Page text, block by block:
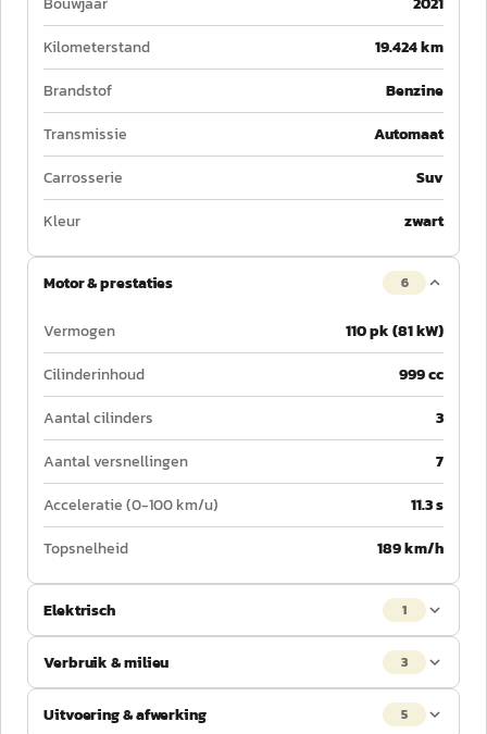
Kilometerstand
19.424 km
Brandstof
Benzine
Transmissie
Automaat
Carrosserie
Suv
Kleur
zwart
Motor & prestaties 6
Vermogen
110 pk (81 kW)
Cilinderinhoud
999 cc
Aantal cilinders
3
Aantal versnellingen
7
Acceleratie (0-100 km/u)
11.3 s
Topsnelheid
189 km/h
Elektrisch 1
Verbruik & milieu 3
Uitvoering & afwerking 5